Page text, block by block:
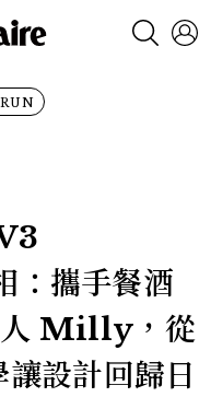
攜手餐酒
人 Milly，從
設計回歸日